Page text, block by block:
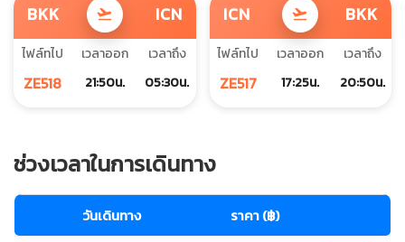
BKK flight_takeoff ICN
ไฟล์ทไป
ZE518
เวลาออก
21:50น.
เวลาถึง
05:30น.
ICN flight_takeoff BKK
ไฟล์ทไป
ZE517
เวลาออก
17:25น.
เวลาถึง
20:50น.
ช่วงเวลาในการเดินทาง
วันเดินทาง ราคา (฿)